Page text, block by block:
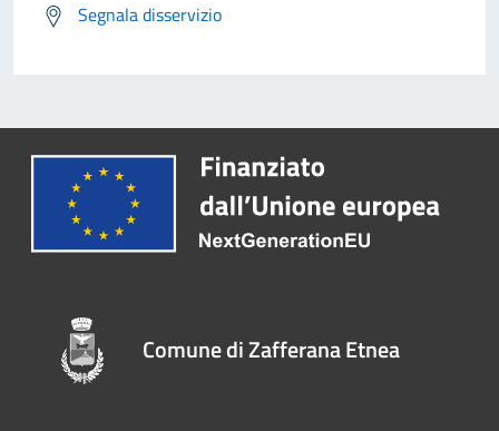
Segnala disservizio
Comune di Zafferana Etnea